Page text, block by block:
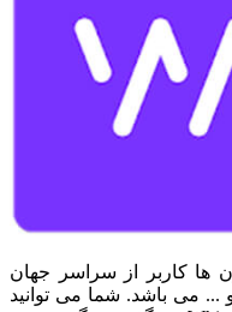
ها کاربر از سراسر جهان
... می باشد. شما می توانید